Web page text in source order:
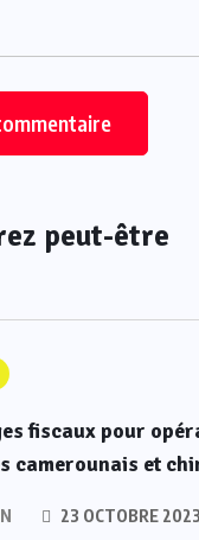
peut-être
fiscaux pour
camerounais et
23 OCTOBRE 2023